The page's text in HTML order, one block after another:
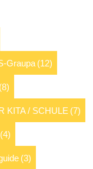
Graupa (12)
(8)
KITA / SCHULE (7)
(4)
(3)